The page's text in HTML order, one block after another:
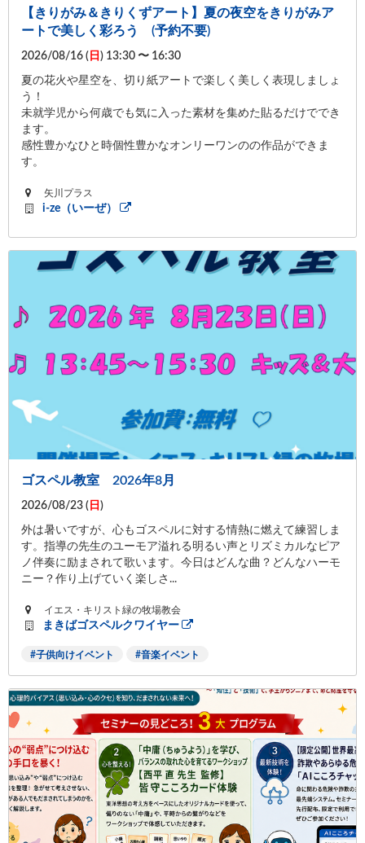
【きりがみ＆きりくずアート】夏の夜空をきりがみア
ートで美しく彩ろう (予約不要)
2026/08/16 ( 日 ) 13:30 〜 16:30
夏の花火や星空を、切り紙アートで楽しく美しく表現しましょ
う！
未就学児から何歳でも気に入った素材を集めた貼るだけででき
ます。
感性豊かなひと時個性豊かなオンリーワンのの作品ができま
す。
矢川プラス
i-ze（いーぜ）
ゴスペル教室 2026年8月
2026/08/23 ( 日 )
外は暑いですが、心もゴスペルに対する情熱に燃えて練習しま
す。指導の先生のユーモア溢れる明るい声とリズミカルなピア
ノ伴奏に励まされて歌います。今日はどんな曲？どんなハーモ
ニー？作り上げていく楽しさ...
イエス・キリスト緑の牧場教会
まきばゴスペルクワイヤー
子供向けイベント 音楽イベント